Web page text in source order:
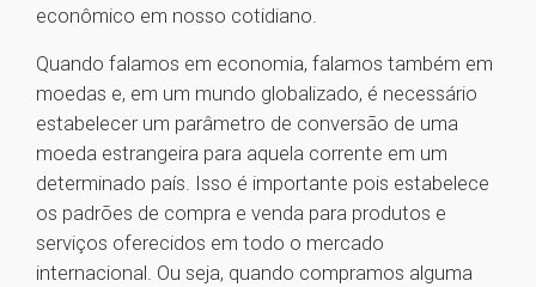
econômico em nosso cotidiano.
Quando falamos em economia, falamos também em
moedas e, em um mundo globalizado, é necessário
estabelecer um parâmetro de conversão de uma
moeda estrangeira para aquela corrente em um
determinado país. Isso é importante pois estabelece
os padrões de compra e venda para produtos e
serviços oferecidos em todo o mercado
internacional. Ou seja, quando compramos alguma